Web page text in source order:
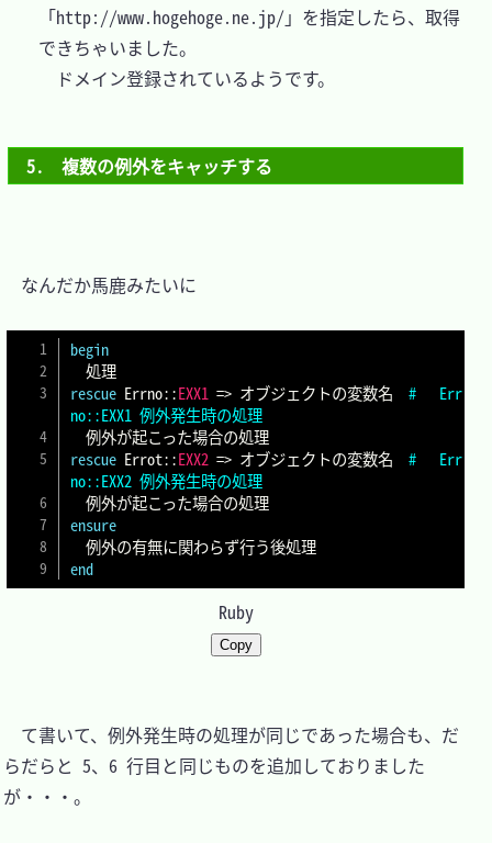
「http://www.hogehoge.ne.jp/」を指定したら、取得
できちゃいました。
5.　複数の例外をキャッチする
なんだか馬鹿みたいに
begin
  処理
rescue Errno::EXX1 =>
#	Err
no::EXX1 例外発生時の処理
  例外が起こった場合の処理
rescue Errot::EXX2 =>
#	Err
no::EXX2 例外発生時の処理
  例外が起こった場合の処理
ensure
  例外の有無に関わらず行う後処理
end
Ruby
Copy
て書いて、例外発生時の処理が同じであった場合も、だ
らだらと 5、6 行目と同じものを追加しておりました
が・・・。